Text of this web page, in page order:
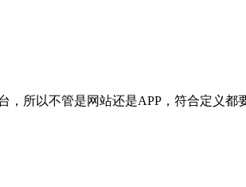
所以不管是网站还是APP，符合定义都